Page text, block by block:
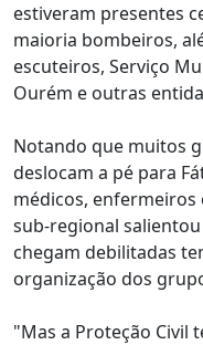
estiveram presentes
maioria bombeiros,
escuteiros, Serviço
Ourém e outras
Notando que muitos
deslocam a pé para
médicos,
sub-regional
chegam debilitadas
organização dos
"Mas a Proteção Civil